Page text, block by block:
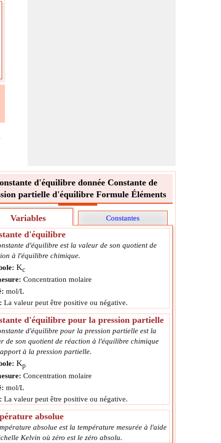
d'équilibre donnée Constante de
partielle d'équilibre Formule Éléments
Variables Constantes
d'équilibre
d'équilibre est la valeur de son quotient de
à l'équilibre chimique.
Kc
Concentration molaire
mol/L
La valeur peut être positive ou négative.
d'équilibre pour la pression partielle
d'équilibre pour la pression partielle est la
de son quotient de réaction à l'équilibre chimique
à la pression partielle.
Kp
Concentration molaire
mol/L
La valeur peut être positive ou négative.
absolue
absolue est la température mesurée à l'aide
Kelvin où zéro est le zéro absolu.